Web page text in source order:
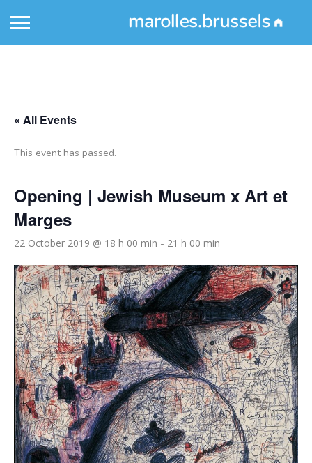
« All Events
This event has passed.
Opening | Jewish Museum x Art et
Marges
22 October 2019 @ 18 h 00 min - 21 h 00 min